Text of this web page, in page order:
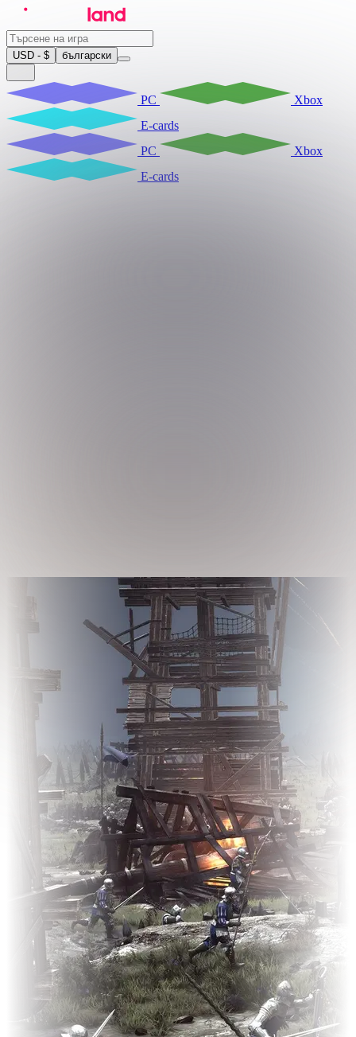
USD - $ български
PC
Xbox
E-cards
PC
Xbox
E-cards